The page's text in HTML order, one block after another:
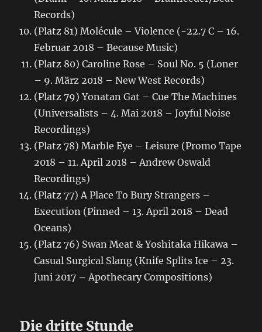
Records)
(Platz 81) Molécule – Violence (-22.7 C – 16.
Februar 2018 – Because Music)
(Platz 80) Caroline Rose – Soul No. 5 (Loner
– 9. März 2018 – New West Records)
(Platz 79) Yonatan Gat – Cue The Machines
(Universalists – 4. Mai 2018 – Joyful Noise
Recordings)
(Platz 78) Marble Eye – Leisure (Promo Tape
2018 – 11. April 2018 – Andrew Oswald
Recordings)
(Platz 77) A Place To Bury Strangers –
Execution (Pinned – 13. April 2018 – Dead
Oceans)
(Platz 76) Swan Meat & Yoshitaka Hikawa –
Casual Surgical Slang (Knife Splits Ice – 23.
Juni 2017 – Apothecary Compositions)
Die dritte Stunde